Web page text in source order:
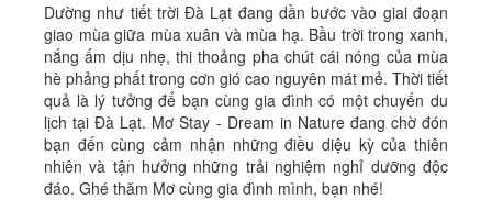
Dường như tiết trời Đà Lạt đang dần bước vào giai đoạn
giao mùa giữa mùa xuân và mùa hạ. Bầu trời trong xanh,
nắng ấm dịu nhẹ, thi thoảng pha chút cái nóng của mùa
hè phảng phất trong cơn gió cao nguyên mát mẻ. Thời tiết
quả là lý tưởng để bạn cùng gia đình có một chuyến du
lịch tại Đà Lạt. Mơ Stay - Dream in Nature đang chờ đón
bạn đến cùng cảm nhận những điều diệu kỳ của thiên
nhiên và tận hưởng những trải nghiệm nghỉ dưỡng độc
đáo. Ghé thăm Mơ cùng gia đình mình, bạn nhé!